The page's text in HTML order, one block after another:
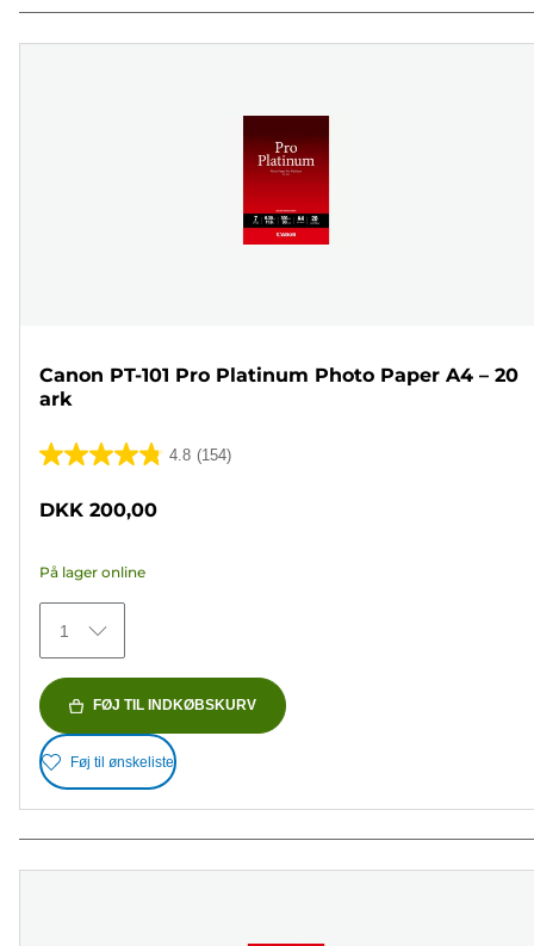
Canon PT-101 Pro Platinum Photo Paper A4 – 20
ark
4.8 (154)
4.8
af
stjerner.
154
anmeldelser
DKK 200,00
På lager online
1
FØJ TIL INDKØBSKURV
Føj til ønskeliste